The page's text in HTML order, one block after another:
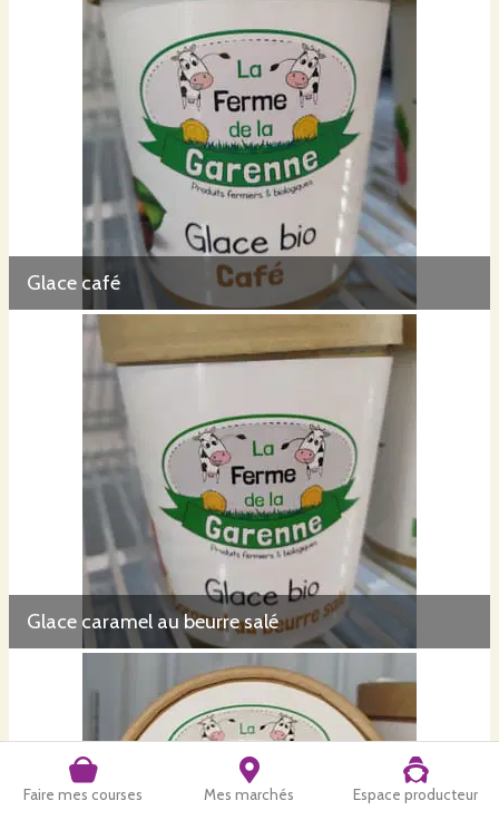
Faire mes courses Mes marchés Espace producteur
Glace café
Glace caramel au beurre salé